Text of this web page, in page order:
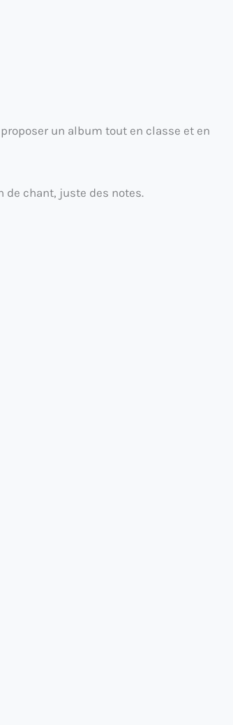
un album tout en classe et en
de chant, juste des notes.